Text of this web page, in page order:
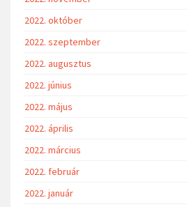
2022. október
2022. szeptember
2022. augusztus
2022. június
2022. május
2022. április
2022. március
2022. február
2022. január